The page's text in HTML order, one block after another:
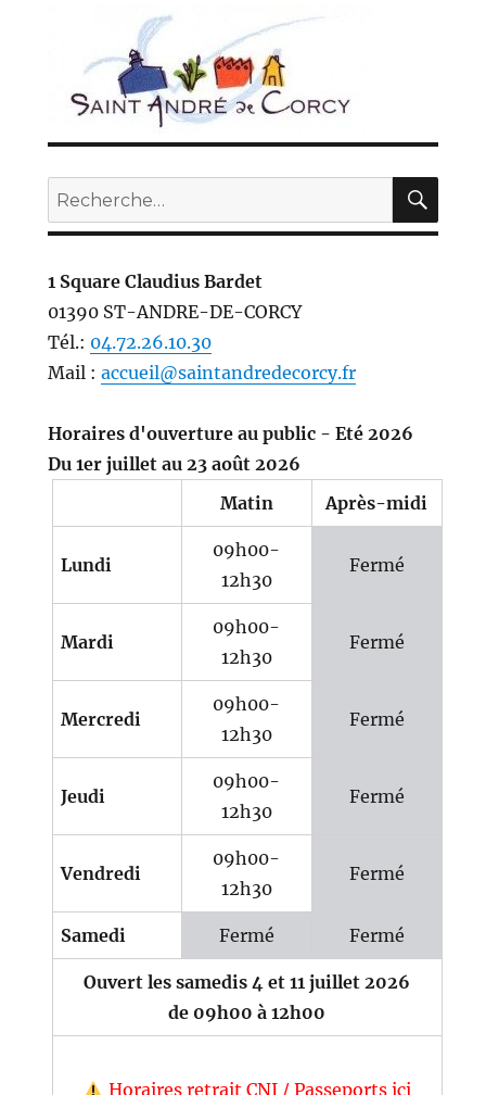
Recherche
pour :
1 Square Claudius Bardet
01390 ST-ANDRE-DE-CORCY
Tél.: 04.72.26.10.30
Mail : accueil@saintandredecorcy.fr
Horaires d'ouverture au public - Eté 2026
Du 1er juillet au 23 août 2026
Matin
Après-midi
Lundi
09h00-
12h30
Fermé
Mardi
09h00-
12h30
Fermé
Mercredi
09h00-
12h30
Fermé
Jeudi
09h00-
12h30
Fermé
Vendredi
09h00-
12h30
Fermé
Samedi Fermé Fermé
Ouvert les samedis 4 et 11 juillet 2026
de 09h00 à 12h00
Horaires retrait CNI / Passeports ici